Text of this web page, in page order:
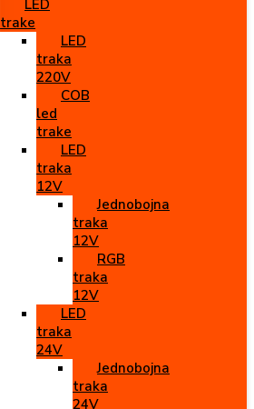
LED
trake
LED
traka
220V
COB
led
trake
LED
traka
12V
Jednobojna
traka
12V
RGB
traka
12V
LED
traka
24V
Jednobojna
traka
24V